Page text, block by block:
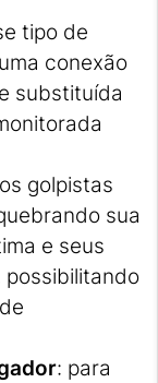
tipo de
conexão
substituída
golpistas
sua
e seus
: para